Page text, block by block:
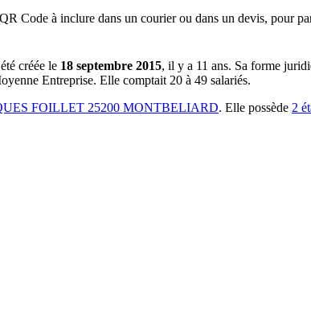
Code à inclure dans un courier ou dans un devis, pour
créée le 18 septembre 2015, il y a 11 ans. Sa forme
Entreprise. Elle comptait 20 à 49 salariés.
FOILLET 25200 MONTBELIARD. Elle possède 2